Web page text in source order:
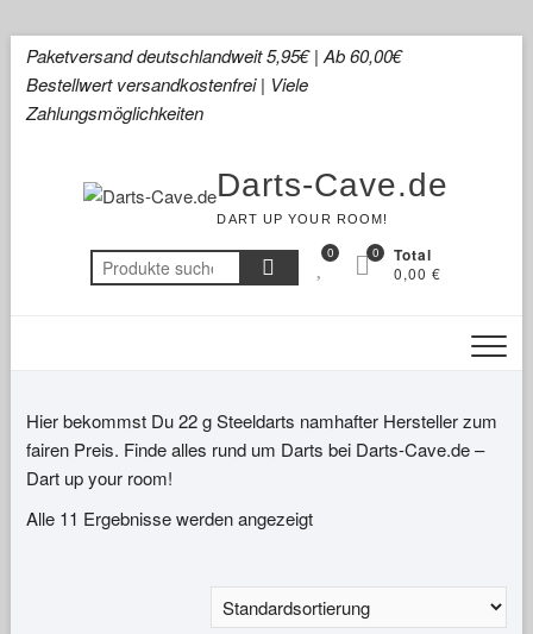
Skip
content
Paketversand deutschlandweit 5,95€ | Ab 60,00€
Bestellwert versandkostenfrei | Viele
Zahlungsmöglichkeiten
Darts-Cave.de
DART UP YOUR ROOM!
Suchen
nach:
0 Total
0,00 €
0
Hier bekommst Du 22 g Steeldarts namhafter Hersteller zum
fairen Preis. Finde alles rund um Darts bei Darts-Cave.de –
Dart up your room!
Alle 11 Ergebnisse werden angezeigt